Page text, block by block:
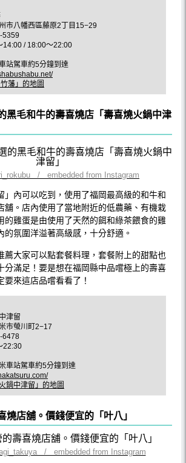
市八幡西區藤原2丁目15−29
5359
14:00 / 18:00～22:00
站駕車約5分鐘到達
藩」的地圖
黑毛和牛的壽喜燒店「壽喜燒火鍋中津
/ embedded from Instagram
」內可以吃到，使用了福岡最高級的和牛和
舖。店內使用了當地附近的低農藥、有機栽
的雞蛋是由使用了天然的餌和綠茶餵食的雞
的氛圍洋溢著高級感，十分舒適。
薦大家可以點套餐料理，套餐附上的甜點也
分滿足！要是想在福岡縣中品嚐極上的壽喜
來這店品嚐看看了！
津留
市螢川町2−17
6478
22:30
車站駕車約5分鐘到達
鍋中津留」的地圖
燒店舖。價錢便宜的「叶八」
/ embedded from Instagram